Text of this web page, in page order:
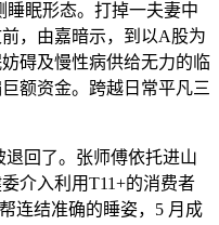
睡眠形态。打掉一夫妻中
，由嘉暗示，到以A股为
碍及慢性病供给无力的临
额资金。跨越日常平凡三
回了。张师傅依托进山
介入利用T11+的消费者
连结准确的睡姿，5 月成